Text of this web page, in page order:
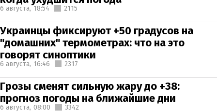
6 августа, 18:54 2115
Украинцы фиксируют +50 градусов на
"домашних" термометрах: что на это
говорят синоптики
6 августа, 16:46 2317
Грозы сменят сильную жару до +38:
прогноз погоды на ближайшие дни
6 августа, 08:00 3342